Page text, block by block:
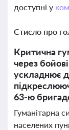
доступні у
Стисло про
Критична
через
ускладнює
63-ю
Гуманітарна
населених